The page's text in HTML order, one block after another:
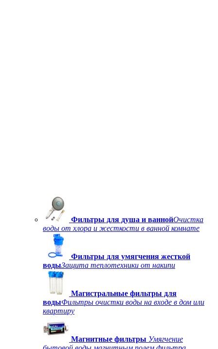
Фильтры для душа и ваннойОчистка
воды от хлора и жесткости в ванной комнате
Фильтры для умягчения жесткой
водыЗащита теплотехники от накипи
Магистральные фильтры для
водыФильтры очистки воды на входе в дом или
квартиру
Магнитные фильтры Умягчение